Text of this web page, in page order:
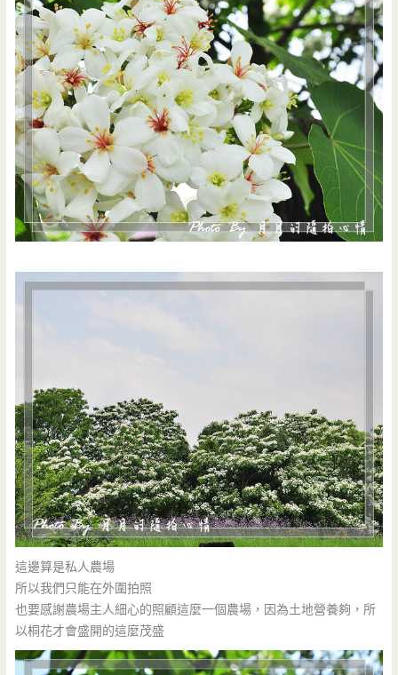
這邊算是私人農場
所以我們只能在外圍拍照
也要感謝農場主人細心的照顧這麼一個農場，因為土地營養夠，所
以桐花才會盛開的這麼茂盛